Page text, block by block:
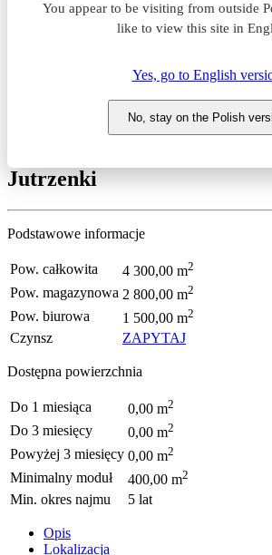
You appear to be visiting from outside
like to view this site in
Yes, go to English
No, stay on the Polish
Włochy
Jutrzenka Park
Magazyn do
Jutrzenka Park
Jutrzenki
Podstawowe informacje
Pow. całkowita 4 300,00 m2
Pow. magazynowa 2 800,00 m2
Pow. biurowa 1 500,00 m2
Czynsz ZAPYTAJ
Dostępna powierzchnia
Do 1 miesiąca 0,00 m2
Do 3 miesięcy 0,00 m2
Powyżej 3 miesięcy 0,00 m2
Minimalny moduł 400,00 m2
Min. okres najmu 5 lat
Opis
Lokalizacja